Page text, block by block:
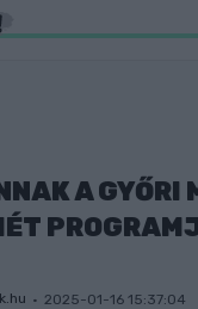
A GYŐRI
2025-01-16 15:37:04